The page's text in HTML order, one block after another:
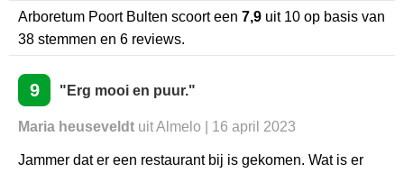
Arboretum Poort Bulten scoort een 7,9 uit 10 op basis van
38 stemmen en 6 reviews.
9 "Erg mooi en puur."
Maria heuseveldt uit Almelo | 16 april 2023
Jammer dat er een restaurant bij is gekomen. Wat is er